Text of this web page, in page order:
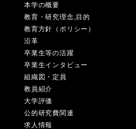
本学の概要
教育・研究理念,目的
教育方針（ポリシー）
沿革
卒業生等の活躍
卒業生インタビュー
組織図・定員
教員紹介
大学評価
公的研究費関連
求人情報